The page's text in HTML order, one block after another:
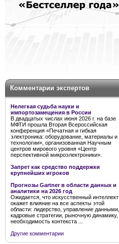
Комментарии экспертов
Нелегкая судьба науки и
импортозамещения в России
В двадцатых числах июня 2026 г. на базе
МФТИ прошла Вторая Всероссийская
конференция «Печатная и гибкая
электроника: оборудование, материалы и
технологии», организованная Научным
центров мирового уровня «Центр
перспективной микроэлектроники».
Запрет как средство поддержки
крупнейших игроков
Прогнозы Gartner в области данных и
аналитики на 2026 год
Ожидается, что искусственный интеллект
окажет влияние на все аспекты этой
области: лидерство, управление данными,
кадровые стратегии, рыночную динамику,
необходимость контекста ...
Другие комментарии